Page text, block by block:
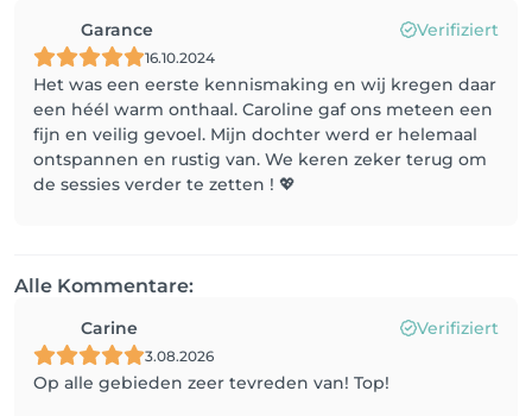
Garance Verifiziert
16.10.2024
Het was een eerste kennismaking en wij kregen daar
een héél warm onthaal. Caroline gaf ons meteen een
fijn en veilig gevoel. Mijn dochter werd er helemaal
ontspannen en rustig van. We keren zeker terug om
de sessies verder te zetten ! 💖
Alle Kommentare:
Carine Verifiziert
3.08.2026
Op alle gebieden zeer tevreden van! Top!